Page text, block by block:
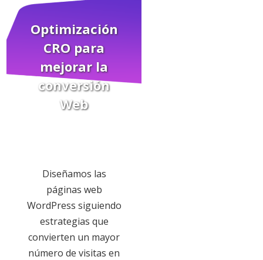
Optimización
CROpara
mejorar la
conversión
Web
Diseñamos las
páginas web
WordPress siguiendo
estrategias que
convierten un mayor
número de visitas en